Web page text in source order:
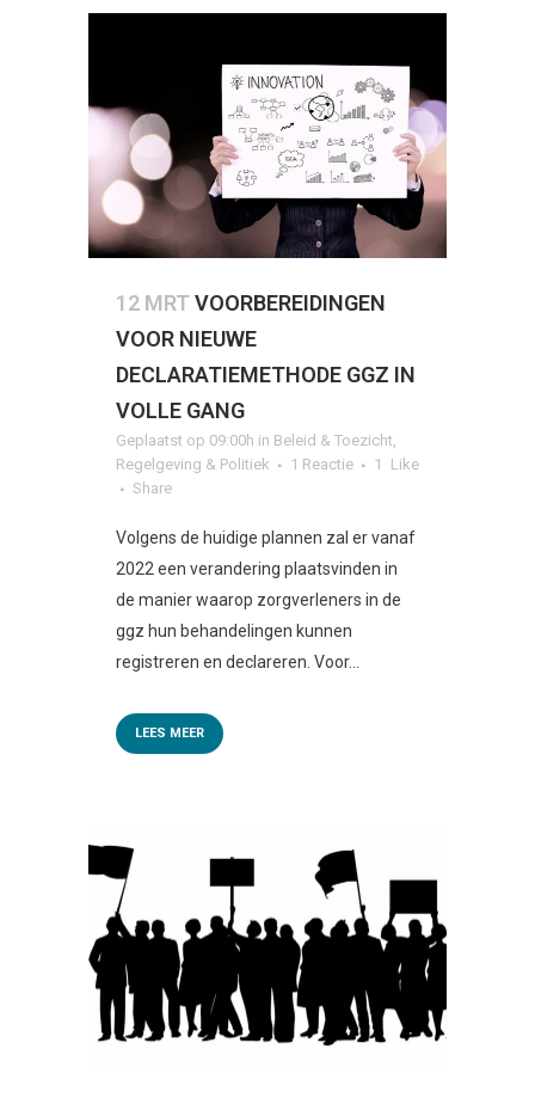
12 MRTVOORBEREIDINGEN
VOOR NIEUWE
DECLARATIEMETHODE GGZ IN
VOLLE GANG
Geplaatst op 09:00h in Beleid & Toezicht
Regelgeving & Politiek
1 Reactie 1
Like
Share
Volgens de huidige plannen zal er vanaf
2022 een verandering plaatsvinden in
de manier waarop zorgverleners in de
ggz hun behandelingen kunnen
registreren en declareren. Voor...
LEES MEER